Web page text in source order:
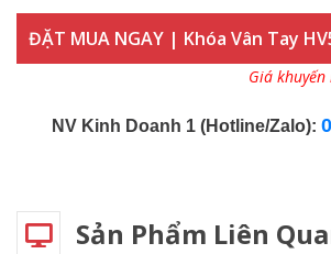
ĐẶT MUA NGAY | Khóa Vân Tay
Giá
NV Kinh Doanh 1 (Hotline/Zalo):
Sản Phẩm Liên